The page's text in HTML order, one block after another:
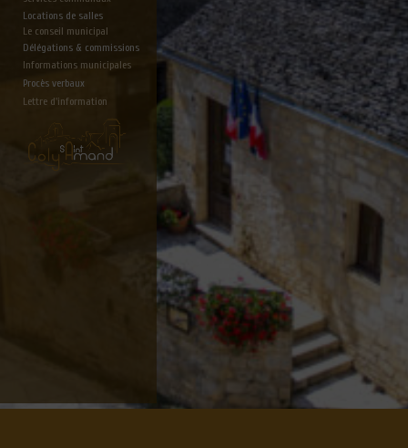
Locations de salles
Le conseil municipal
Délégations & commissions
Informations municipales
Lettre d'information
Procès verbaux